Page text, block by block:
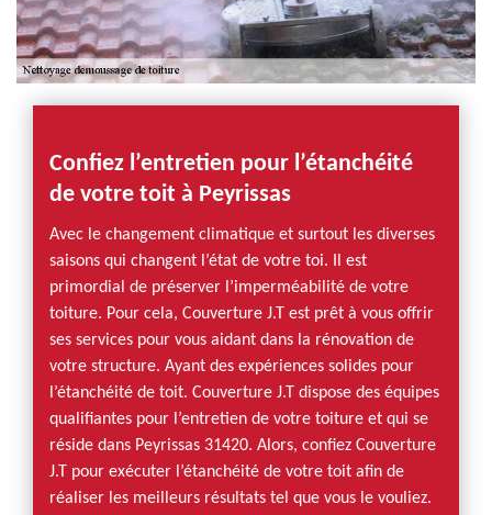
Confiez l’entretien pour l’étanchéité
de votre toit à Peyrissas
Avec le changement climatique et surtout les diverses
saisons qui changent l’état de votre toi. Il est
primordial de préserver l’imperméabilité de votre
toiture. Pour cela, Couverture J.T est prêt à vous offrir
ses services pour vous aidant dans la rénovation de
votre structure. Ayant des expériences solides pour
l’étanchéité de toit. Couverture J.T dispose des équipes
qualifiantes pour l’entretien de votre toiture et qui se
réside dans Peyrissas 31420. Alors, confiez Couverture
J.T pour exécuter l’étanchéité de votre toit afin de
réaliser les meilleurs résultats tel que vous le vouliez.